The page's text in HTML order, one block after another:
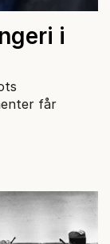
i
får